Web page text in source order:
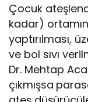
Çocuk
kadar)
yaptırılması,
ve bol sıvı
Dr. Mehtap
çıkmışsa